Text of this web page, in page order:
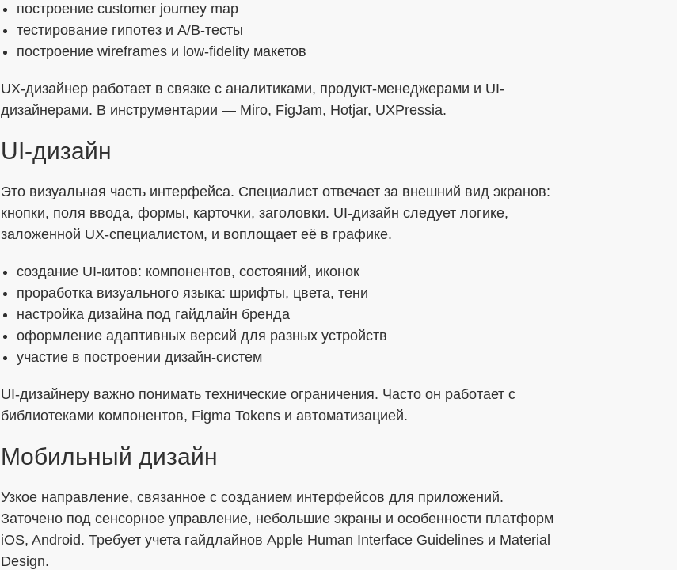
построение customer journey map
тестирование гипотез и A/B-тесты
построение wireframes и low-fidelity макетов
UX-дизайнер работает в связке с аналитиками, продукт-менеджерами и UI-
дизайнерами. В инструментарии — Miro, FigJam, Hotjar, UXPressia.
UI-дизайн
Это визуальная часть интерфейса. Специалист отвечает за внешний вид экранов:
кнопки, поля ввода, формы, карточки, заголовки. UI-дизайн следует логике,
заложенной UX-специалистом, и воплощает её в графике.
создание UI-китов: компонентов, состояний, иконок
проработка визуального языка: шрифты, цвета, тени
настройка дизайна под гайдлайн бренда
оформление адаптивных версий для разных устройств
участие в построении дизайн-систем
UI-дизайнеру важно понимать технические ограничения. Часто он работает с
библиотеками компонентов, Figma Tokens и автоматизацией.
Мобильный дизайн
Узкое направление, связанное с созданием интерфейсов для приложений.
Заточено под сенсорное управление, небольшие экраны и особенности платформ
iOS, Android. Требует учета гайдлайнов Apple Human Interface Guidelines и Material
Design.